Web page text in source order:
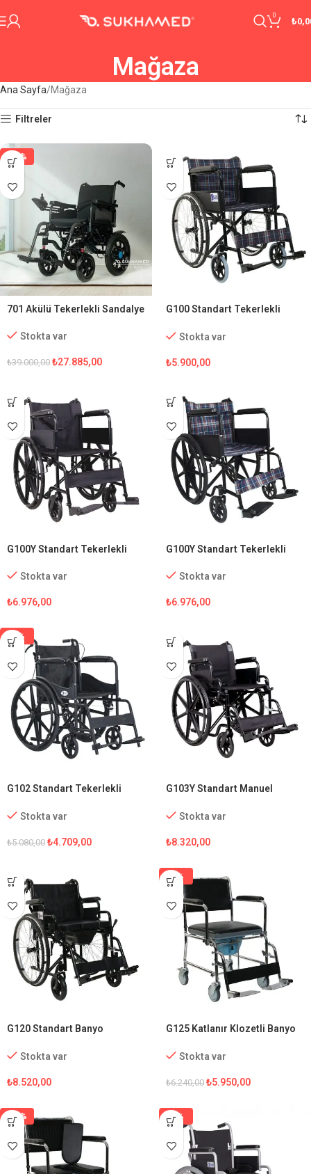
0
₺
Mağaza
Ana Sayfa Mağaza
Filtreler
-29%
701 Akülü Tekerlekli Sandalye
Stokta var
₺39.000,00 ₺27.885,00
G100 Standart Tekerlekli
Stokta var
₺5.900,00
G100Y Standart Tekerlekli
Stokta var
₺6.976,00
G100Y Standart Tekerlekli
Stokta var
₺6.976,00
-7%
G102 Standart Tekerlekli
Stokta var
₺5.080,00 ₺4.709,00
G103Y Standart Manuel
Stokta var
₺8.320,00
G120 Standart Banyo
Stokta var
₺8.520,00
-5%
G125 Katlanır Klozetli Banyo
Stokta var
₺6.240,00 ₺5.950,00
-15% -1%